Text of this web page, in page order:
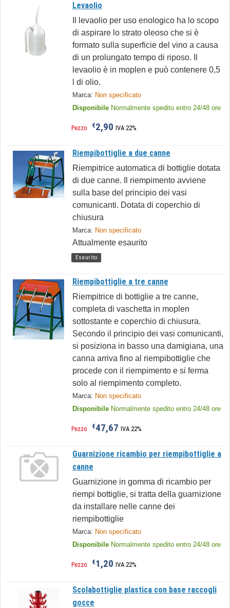
Levaolio
Il levaolio per uso enologico ha lo scopo
di aspirare lo strato oleoso che si è
formato sulla superficie del vino a causa
di un prolungato tempo di riposo. Il
levaolio è in moplen e può contenere 0,5
l di olio.
Marca: Non specificato
Disponibile Normalmente spedito entro 24/48 ore
Pezzo €2,90 IVA 22%
Riempibottiglie a due canne
Riempitrice automatica di bottiglie dotata
di due canne. Il riempimento avviene
sulla base del principio dei vasi
comunicanti. Dotata di coperchio di
chiusura
Marca: Non specificato
Attualmente esaurito
Esaurito
Riempibottiglie a tre canne
Riempitrice di bottiglie a tre canne,
completa di vaschetta in moplen
sottostante e coperchio di chiusura.
Secondo il principio dei vasi comunicanti,
si posiziona in basso una damigiana, una
canna arriva fino al riempibottiglie che
procede con il riempimento e si ferma
solo al riempimento completo.
Marca: Non specificato
Disponibile Normalmente spedito entro 24/48 ore
Pezzo €47,67 IVA 22%
Guarnizione ricambio per riempibottiglie a
canne
Guarnizione in gomma di ricambio per
riempi bottiglie, si tratta della guarnizione
da installare nelle canne dei
riempibottiglie
Marca: Non specificato
Disponibile Normalmente spedito entro 24/48 ore
Pezzo €1,20 IVA 22%
Scolabottiglie plastica con base raccogli
gocce